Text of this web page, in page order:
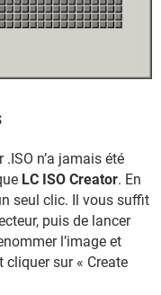
n’a jamais été
LC ISO Creator. En
seul clic. Il vous suffit
puis de lancer
l’image et
cliquer sur « Create